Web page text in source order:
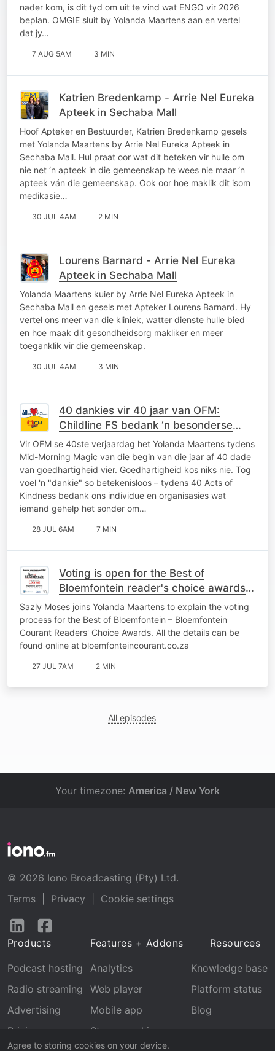
nader kom, is dit tyd om uit te vind wat ENGO vir 2026
beplan. OMGIE sluit by Yolanda Maartens aan en vertel
dat jy…
7 AUG 5AM 3 MIN
Katrien Bredenkamp - Arrie Nel Eureka
Apteek in Sechaba Mall
Hoof Apteker en Bestuurder, Katrien Bredenkamp gesels
met Yolanda Maartens by Arrie Nel Eureka Apteek in
Sechaba Mall. Hul praat oor wat dit beteken vir hulle om
nie net ‘n apteek in die gemeenskap te wees nie maar ‘n
apteek ván die gemeenskap. Ook oor hoe maklik dit isom
medikasie…
30 JUL 4AM 2 MIN
Lourens Barnard - Arrie Nel Eureka
Apteek in Sechaba Mall
Yolanda Maartens kuier by Arrie Nel Eureka Apteek in
Sechaba Mall en gesels met Apteker Lourens Barnard. Hy
vertel ons meer van die kliniek, watter dienste hulle bied
en hoe maak dit gesondheidsorg makliker en meer
toeganklik vir die gemeenskap.
30 JUL 4AM 3 MIN
40 dankies vir 40 jaar van OFM:
Childline FS bedank ‘n besonderse
gesin vir jare se toewyding
Vir OFM se 40ste verjaardag het Yolanda Maartens tydens
Mid-Morning Magic van die begin van die jaar af 40 dade
van goedhartigheid vier. Goedhartigheid kos niks nie. Tog
voel 'n "dankie" so betekenisloos – tydens 40 Acts of
Kindness bedank ons individue en organisasies wat
iemand gehelp het sonder om…
28 JUL 6AM 7 MIN
Voting is open for the Best of
Bloemfontein reader's choice awards
for 2026
Sazly Moses joins Yolanda Maartens to explain the voting
process for the Best of Bloemfontein – Bloemfontein
Courant Readers' Choice Awards. All the details can be
found online at bloemfonteincourant.co.za
27 JUL 7AM 2 MIN
All episodes
Agree to storing cookies on your device.
Your timezone: America / New York
© 2026 Iono Broadcasting (Pty) Ltd.
Terms
Privacy
Cookie settings
Follow
LinkedInFacebook
Products
Podcast hosting
Radio streaming
Advertising
Pricing
Features + Addons
Analytics
Web player
Mobile app
Stream archive
Resources
Knowledge base
Platform status
Blog